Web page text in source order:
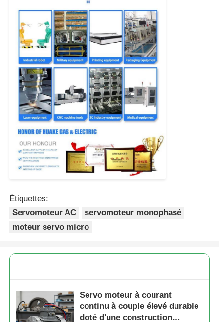
Étiquettes:
Servomoteur AC
servomoteur monophasé
moteur servo micro
Servo moteur à courant
continu à couple élevé durable
doté d'une construction